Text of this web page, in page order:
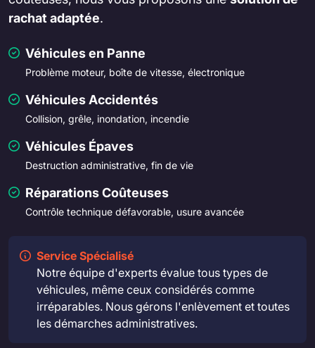
rachat adaptée.
Véhicules en Panne
Problème moteur, boîte de vitesse, électronique
Véhicules Accidentés
Collision, grêle, inondation, incendie
Véhicules Épaves
Destruction administrative, fin de vie
Réparations Coûteuses
Contrôle technique défavorable, usure avancée
Service Spécialisé
Notre équipe d'experts évalue tous types de
véhicules, même ceux considérés comme
irréparables. Nous gérons l'enlèvement et toutes
les démarches administratives.